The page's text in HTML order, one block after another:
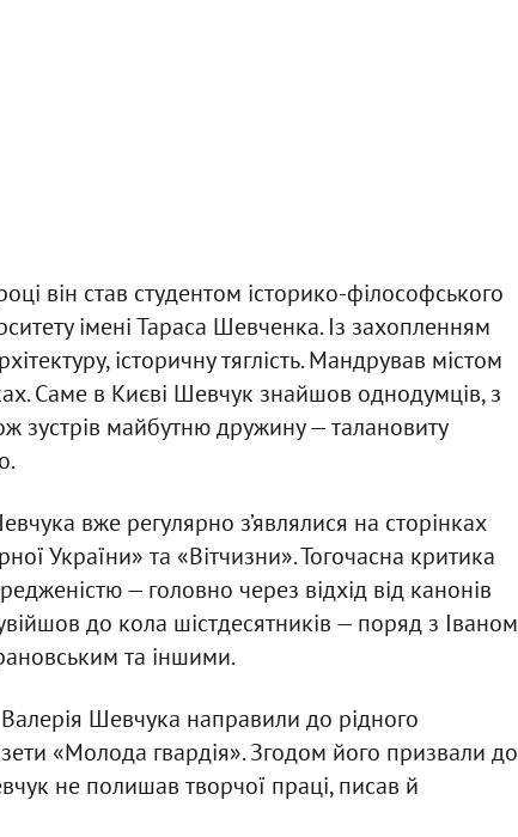
він став студентом історико-філософського
імені Тараса Шевченка. Із захопленням
історичну тяглість. Мандрував містом
Саме в Києві Шевчук знайшов однодумців, з
зустрів майбутню дружину — талановиту
вже регулярно з’являлися на сторінках
України» та «Вітчизни». Тогочасна критика
— головно через відхід від канонів
до кола шістдесятників — поряд з Іваном
та іншими.
Шевчука направили до рідного
«Молода гвардія». Згодом його призвали до
не полишав творчої праці, писав й